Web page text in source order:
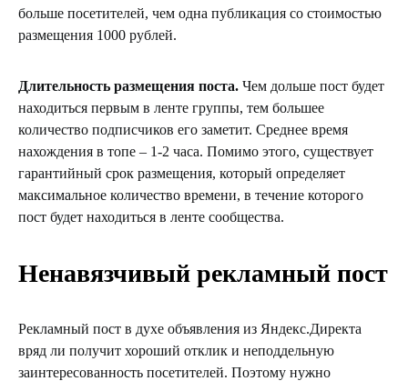
больше посетителей, чем одна публикация со стоимостью
размещения 1000 рублей.
Длительность размещения поста. Чем дольше пост будет
находиться первым в ленте группы, тем большее
количество подписчиков его заметит. Среднее время
нахождения в топе – 1-2 часа. Помимо этого, существует
гарантийный срок размещения, который определяет
максимальное количество времени, в течение которого
пост будет находиться в ленте сообщества.
Ненавязчивый рекламный пост
Рекламный пост в духе объявления из Яндекс.Директа
вряд ли получит хороший отклик и неподдельную
заинтересованность посетителей. Поэтому нужно